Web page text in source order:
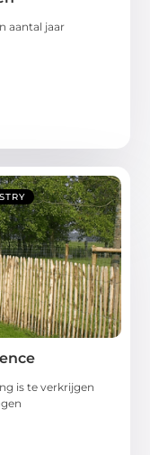
aantal jaar
is te verkrijgen